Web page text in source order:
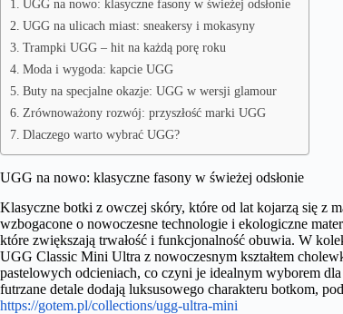
UGG na nowo: klasyczne fasony w świeżej odsłonie
UGG na ulicach miast: sneakersy i mokasyny
Trampki UGG – hit na każdą porę roku
Moda i wygoda: kapcie UGG
Buty na specjalne okazje: UGG w wersji glamour
Zrównoważony rozwój: przyszłość marki UGG
Dlaczego warto wybrać UGG?
UGG na nowo: klasyczne fasony w świeżej odsłonie
Klasyczne botki z owczej skóry, które od lat kojarzą się z
wzbogacone o nowoczesne technologie i ekologiczne
które zwiększają trwałość i funkcjonalność obuwia. W
UGG Classic Mini Ultra z nowoczesnym kształtem
pastelowych odcieniach, co czyni je idealnym wyborem
futrzane detale dodają luksusowego charakteru botkom,
https://gotem.pl/collections/ugg-ultra-mini